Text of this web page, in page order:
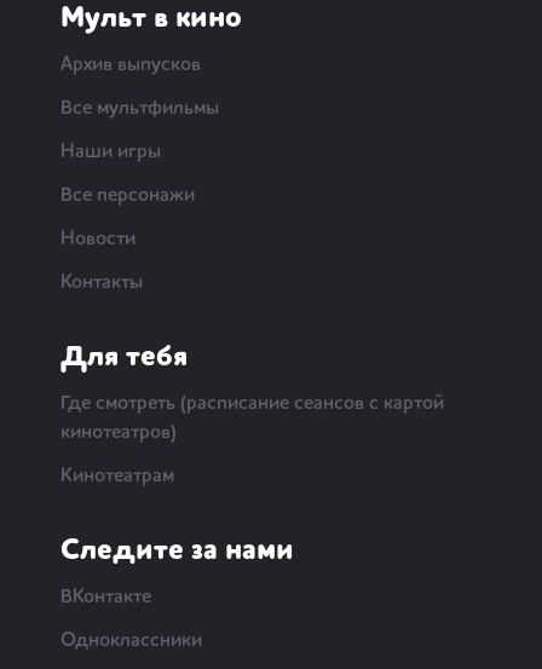
Мульт в кино
Архив выпусков
Все мультфильмы
Наши игры
Все персонажи
Новости
Контакты
Для тебя
Где смотреть (расписание сеансов с картой
кинотеатров)
Кинотеатрам
Следите за нами
ВКонтакте
Одноклассники